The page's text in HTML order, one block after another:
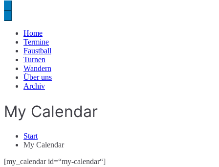
Home
Termine
Faustball
Turnen
Wandern
Über uns
Archiv
My Calendar
Start
My Calendar
[my_calendar id=“my-calendar“]